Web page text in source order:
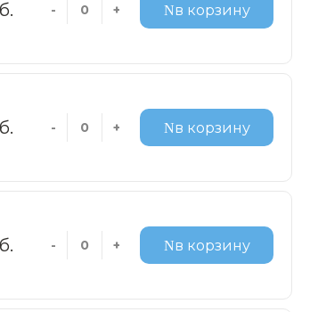
- + в корзину
- + в корзину
- + в корзину